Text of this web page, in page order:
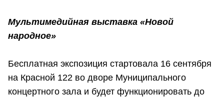
Мультимедийная выставка «Новой
народное»
Бесплатная экспозиция стартовала 16 сентября
на Красной 122 во дворе Муниципального
концертного зала и будет функционировать до